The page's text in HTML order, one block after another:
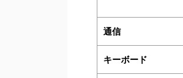
通信
キーボード